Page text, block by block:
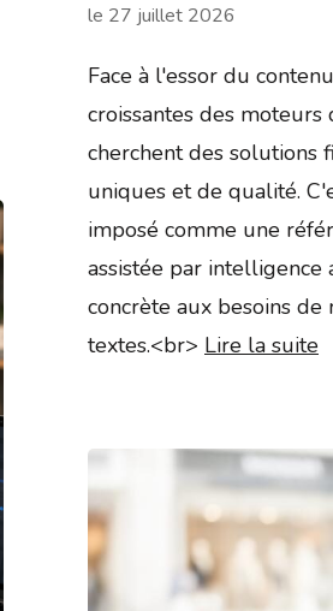
le 27 juillet 2026
Face à l'essor du
croissantes des
cherchent des solutions
uniques et de qualité.
imposé comme une
assistée par
concrète aux besoins
textes.<br> Lire la suite